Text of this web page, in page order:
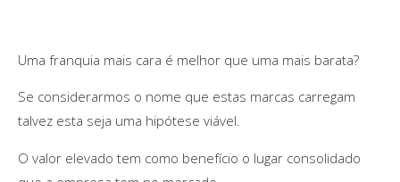
Uma franquia mais cara é melhor que uma mais barata?
Se considerarmos o nome que estas marcas carregam
talvez esta seja uma hipótese viável.
O valor elevado tem como benefício o lugar consolidado